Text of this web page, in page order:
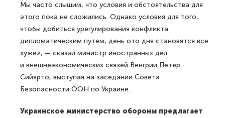
Мы часто слышим, что условия и обстоятельства для
этого пока не сложились. Однако условия для того,
чтобы добиться урегулирования конфликта
дипломатическим путем, день ото дня становятся все
хуже», — сказал министр иностранных дел
и внешнеэкономических связей Венгрии Петер
Сийярто, выступая на заседании Совета
Безопасности ООН по Украине.
Украинское министерство обороны предлагает